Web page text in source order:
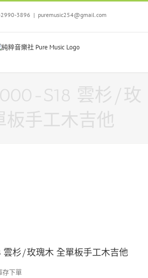
3896 | puremusic254@gmail.com
S18 雲杉/玫
板手工木吉他
雲杉/玫瑰木 全單板手工木吉他
存下單